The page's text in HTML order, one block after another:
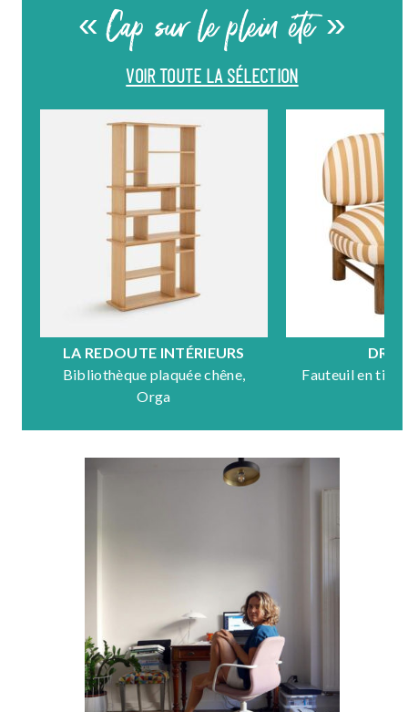
« Cap sur le plein été »
VOIR TOUTE LA SÉLECTION
LA REDOUTE INTÉRIEURS
Bibliothèque plaquée chêne,
Orga
Fauteuil en